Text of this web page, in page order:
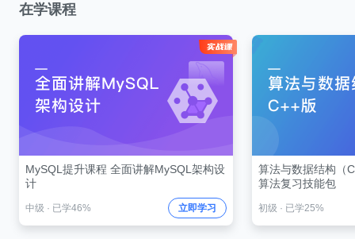
在学课程
MySQL提升课程 全面讲解MySQL架构设
计
中级 · 已学46% 立即学习
算法与数据结构（
算法复习技能包
初级 · 已学25%